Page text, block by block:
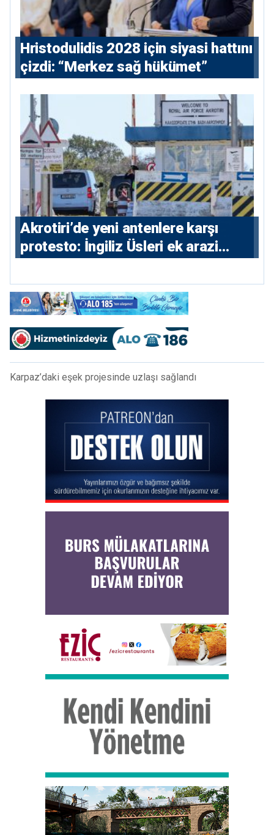
⁠Hristodulidis 2028 için siyasi hattını
çizdi: “Merkez sağ hükümet”
⁠Akrotiri’de yeni antenlere karşı
protesto: İngiliz Üsleri ek arazi
Karpaz’daki eşek projesinde uzlaşı sağlandı